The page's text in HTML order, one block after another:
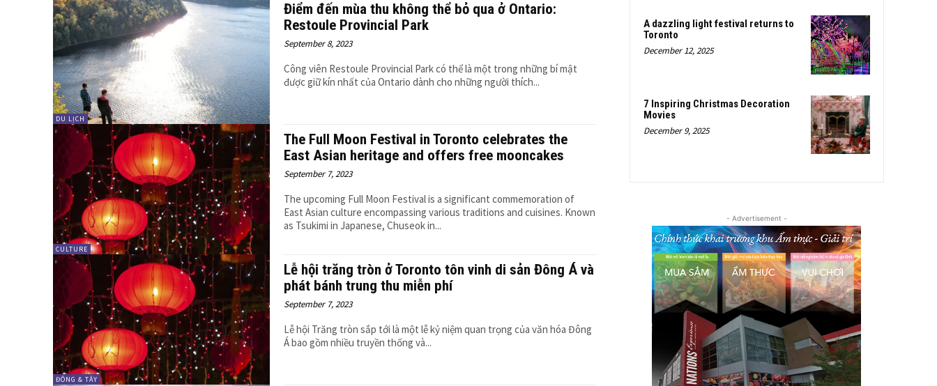
DU LỊCH
Điểm đến mùa thu không thể bỏ qua ở Ontario:
Restoule Provincial Park
September 8, 2023
Công viên Restoule Provincial Park có thể là một trong những bí mật
được giữ kín nhất của Ontario dành cho những người thích...
CULTURE
The Full Moon Festival in Toronto celebrates the
East Asian heritage and offers free mooncakes
September 7, 2023
The upcoming Full Moon Festival is a significant commemoration of
East Asian culture encompassing various traditions and cuisines. Known
as Tsukimi in Japanese, Chuseok in...
ĐÔNG & TÂY
Lễ hội trăng tròn ở Toronto tôn vinh di sản Đông Á và
phát bánh trung thu miễn phí
September 7, 2023
Lễ hội Trăng tròn sắp tới là một lễ kỷ niệm quan trọng của văn hóa Đông
Á bao gồm nhiều truyền thống và...
A dazzling light festival returns to
Toronto
December 12, 2025
7 Inspiring Christmas Decoration
Movies
December 9, 2025
- Advertisement -